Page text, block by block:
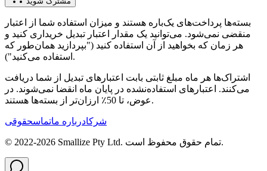
بسته‌ها پرداخت‌های یک‌باره هستند و میزان استفاده شما از اعتبار
منقضی نمی‌شود. می‌توانید یک مقدار اعتبار تبدیل خریداری کنید و
هر زمان که بخواهید از آن استفاده کنید ("بپردازید همان‌طور که
استفاده می‌کنید").
اشتراک‌ها هر ماه مبلغ ثابتی بابت اعتبارهای تبدیل از شما دریافت
می‌کنند. اعتبارهای استفاده‌نشده در پایان ماه انقضا نمی‌شوند. در
عوض، تا 50٪ ارزان‌تر از بسته‌ها هستند.
شرکادرباره ماتماسحقوقی
© 2022-2026 Smallize Pty Ltd. تمام حقوق محفوظ است.